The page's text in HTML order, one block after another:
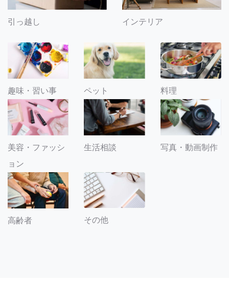
引っ越し インテリア
趣味・習い事 ペット 料理
美容・ファッシ
ョン
生活相談 写真・動画制作
高齢者 その他